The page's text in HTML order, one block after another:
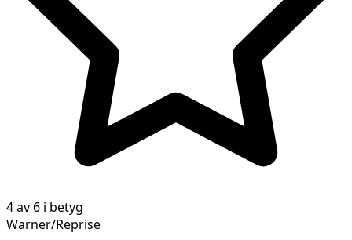
4 av 6 i betyg
Warner/Reprise